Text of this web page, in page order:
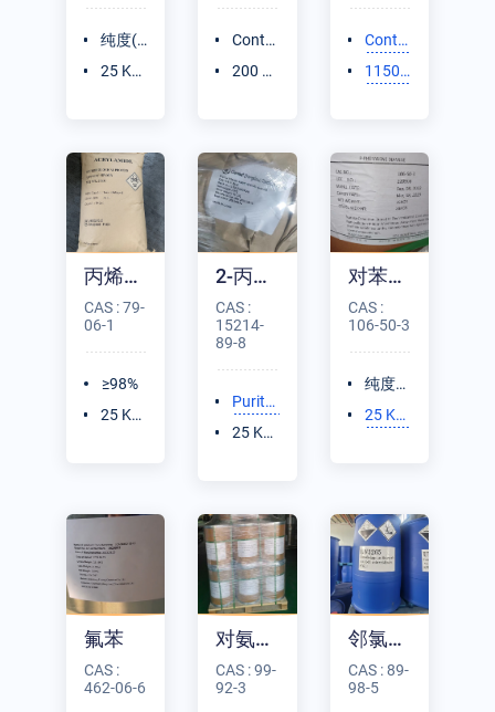
纯度(
HPLC)
25 K
Conte
nt≥99.
200 K
Conte
nt≥99.
1150
丙烯酰胺晶体
CAS : 79-
06-1
≥98%
25 K
2-丙烯酰胺基-2-甲基丙磺酸
CAS :
15214-
89-8
Purity
≥ 99.
25 K
对苯二胺
CAS :
106-50-3
纯度≥
99.9
25 K
氟苯
CAS :
462-06-6
对氨基苯乙酮
CAS : 99-
92-3
邻氯苯甲醛
CAS : 89-
98-5